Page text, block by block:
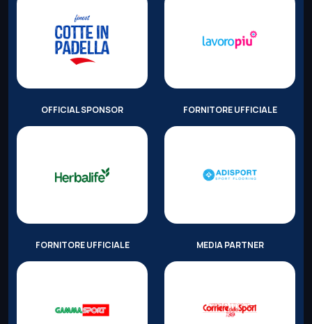
OFFICIAL SPONSOR FORNITORE UFFICIALE
FORNITORE UFFICIALE MEDIA PARTNER